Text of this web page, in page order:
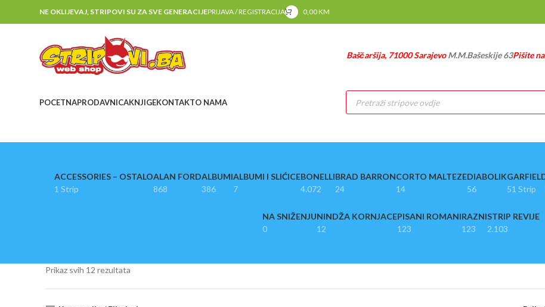
NE OKLIJEVAJ, STRIPOVI SU ZA SVE GENERACIJEPRIJAVA / REGISTRACIJA 0,00KM
Baščaršija, 71000 SarajevoM.M.Bašeskije 63Pišite
POCETNAPRODAVNICAKNJIGEKONTAKTO NAMA
Products
search
ACCESSORIES – OSTALO
1 Strip
ALAN FORD
868
ALBUMI
386
ALBUMI I SLIĆICE
7
BONELLI
4.072
BRAD BARRON
24
CORTO MALTEZE
14
DIABOLIK
56
51 Strip
NA SNIŽENJU
0
NINDŽA KORNJACE
12
PISANI ROMANI
123
RAZNI
123
STRIP REVIJE
2.103
Prikaz svih 12 rezultata